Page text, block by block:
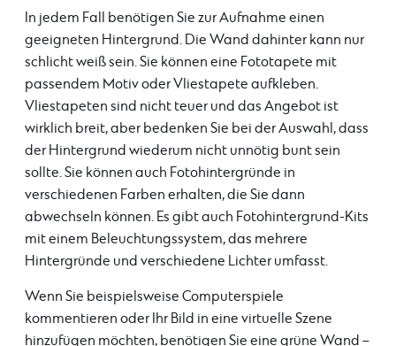
In jedem Fall benötigen Sie zur Aufnahme einen
geeigneten Hintergrund. Die Wand dahinter kann nur
schlicht weiß sein. Sie können eine Fototapete mit
passendem Motiv oder Vliestapete aufkleben.
Vliestapeten sind nicht teuer und das Angebot ist
wirklich breit, aber bedenken Sie bei der Auswahl, dass
der Hintergrund wiederum nicht unnötig bunt sein
sollte. Sie können auch Fotohintergründe in
verschiedenen Farben erhalten, die Sie dann
abwechseln können. Es gibt auch Fotohintergrund-Kits
mit einem Beleuchtungssystem, das mehrere
Hintergründe und verschiedene Lichter umfasst.
Wenn Sie beispielsweise Computerspiele
kommentieren oder Ihr Bild in eine virtuelle Szene
hinzufügen möchten, benötigen Sie eine grüne Wand –